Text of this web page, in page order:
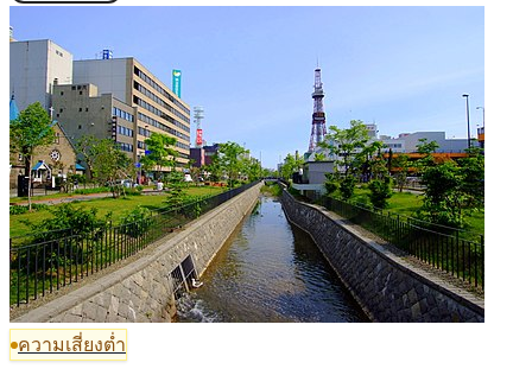
ความเสี่ยงต่ำ